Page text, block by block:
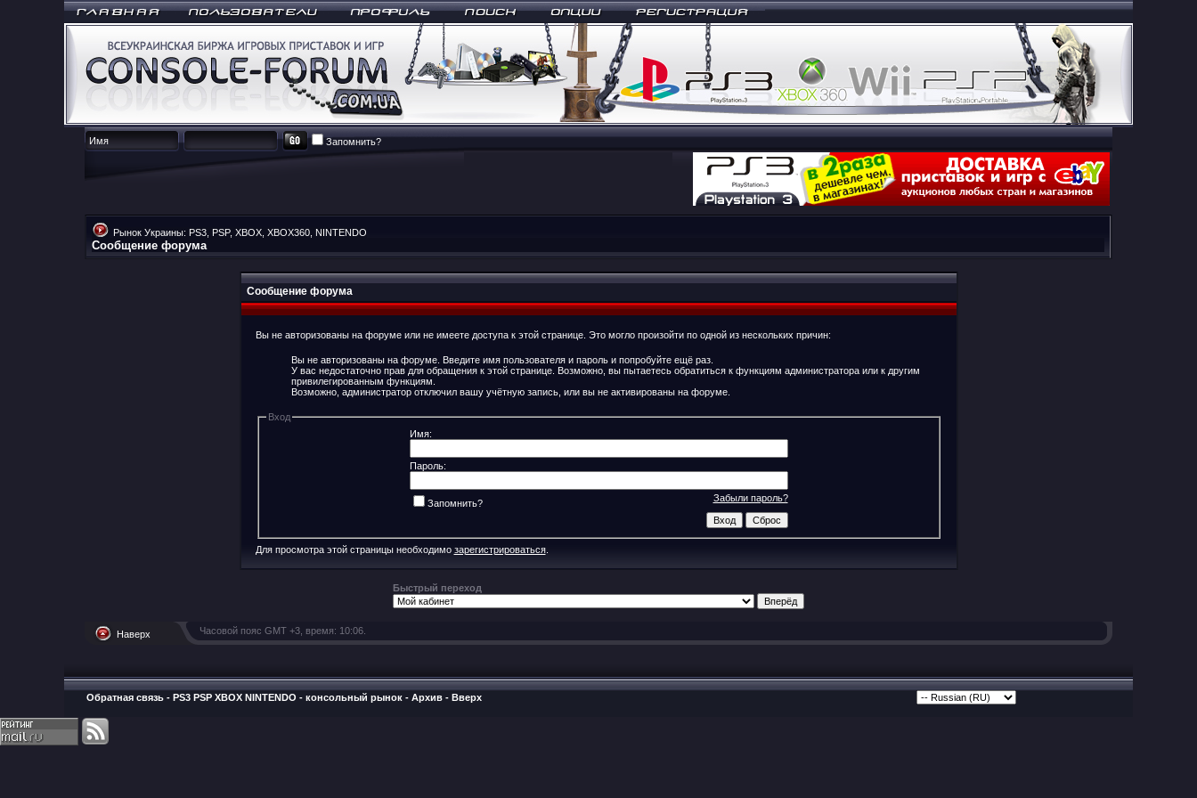
Запомнить?
Рынок Украины: PS3, PSP, XBOX, XBOX360, NINTENDO
Сообщение форума
Сообщение форума
Вы не авторизованы на форуме или не имеете доступа к этой странице. Это могло произойти по одной из нескольких причин:
Вы не авторизованы на форуме. Введите имя пользователя и пароль и попробуйте ещё раз.
У вас недостаточно прав для обращения к этой странице. Возможно, вы пытаетесь обратиться к функциям администратора или к другим
привилегированным функциям.
Возможно, администратор отключил вашу учётную запись, или вы не активированы на форуме.
Вход
Имя:
Пароль:
Забыли пароль?
Запомнить?
Для просмотра этой страницы необходимо зарегистрироваться.
Быстрый переход
Наверх Часовой пояс GMT +3, время: 10:06
Обратная связь - PS3 PSP XBOX NINTENDO - консольный рынок - Архив - Вверх